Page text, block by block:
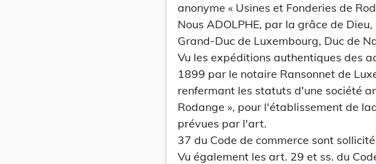
anonyme « Usines et Fonderies de
Nous ADOLPHE, par la grâce de Dieu,
Grand-Duc de Luxembourg, Duc de
Vu les expéditions authentiques des
1899 par le notaire Ransonnet de
renfermant les statuts d'une société
Rodange », pour l'établissement de
prévues par l'art.
37 du Code de commerce sont
Vu également les art. 29 et ss. du